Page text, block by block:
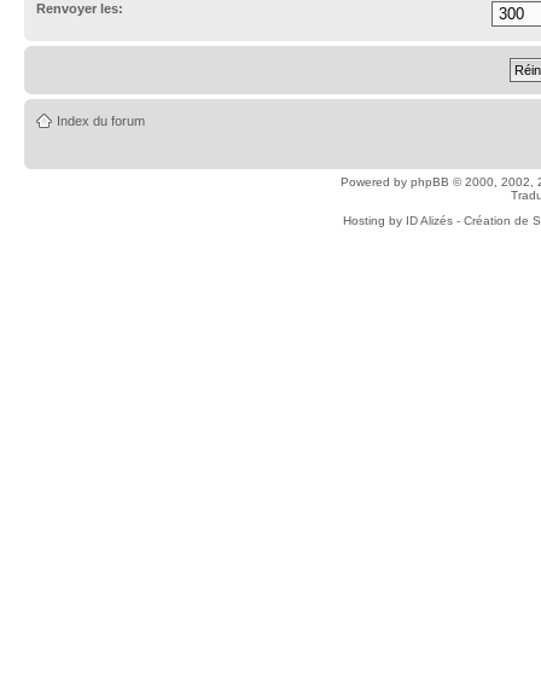
Renvoyer les:
Index du forum
Powered by phpBB © 2000, 2002,
Hosting by ID Alizés - Création de